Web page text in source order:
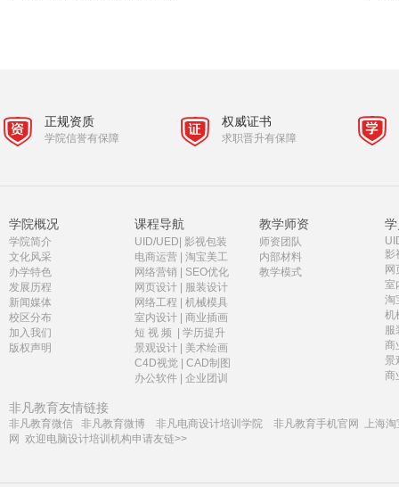
正规资质
学院信誉有保障
权威证书
求职晋升有保障
学院概况
学院简介
文化风采
办学特色
发展历程
新闻媒体
校区分布
加入我们
版权声明
课程导航
UID/UED 影视包装
电商运营| 淘宝美工
网络营销
SEO优化
网页设计|
服装设计
网络工程
机械模具
室内设计| 商业插画
短 视 频
学历提升
景观设计|
美术绘画
C4D视觉| CAD制图
办公软件| 企业团训
教学师资
师资团队
内部材料
教学模式
影
网
室
淘
机
服
商
景
商
非凡教育友情链接
非凡教育微信 非凡教育微博 非凡电商设计培训学院 非凡教育手机官网
上海
网 欢迎电脑设计培训机构申请友链>>